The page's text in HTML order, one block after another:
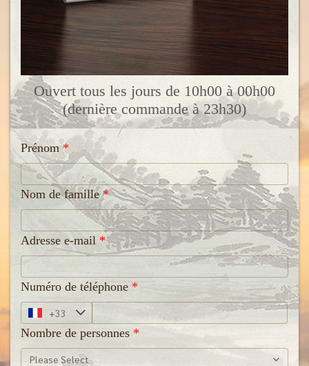
Ouvert tous les jours de 10h00 à 00h00
(dernière commande à 23h30)
Prénom
Nom de famille
Adresse e-mail
Numéro de téléphone
Nombre de personnes
Please Select